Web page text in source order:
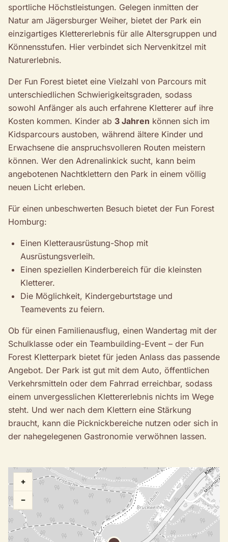
sportliche Höchstleistungen. Gelegen inmitten der
Natur am Jägersburger Weiher, bietet der Park ein
einzigartiges Klettererlebnis für alle Altersgruppen und
Könnensstufen. Hier verbindet sich Nervenkitzel mit
Naturerlebnis.
Der Fun Forest bietet eine Vielzahl von Parcours mit
unterschiedlichen Schwierigkeitsgraden, sodass
sowohl Anfänger als auch erfahrene Kletterer auf ihre
Kosten kommen. Kinder ab 3 Jahren können sich im
Kidsparcours austoben, während ältere Kinder und
Erwachsene die anspruchsvolleren Routen meistern
können. Wer den Adrenalinkick sucht, kann beim
angebotenen Nachtklettern den Park in einem völlig
neuen Licht erleben.
Für einen unbeschwerten Besuch bietet der Fun Forest
Homburg:
Einen Kletterausrüstung-Shop mit
Ausrüstungsverleih.
Einen speziellen Kinderbereich für die kleinsten
Kletterer.
Die Möglichkeit, Kindergeburtstage und
Teamevents zu feiern.
Ob für einen Familienausflug, einen Wandertag mit der
Schulklasse oder ein Teambuilding-Event – der Fun
Forest Kletterpark bietet für jeden Anlass das passende
Angebot. Der Park ist gut mit dem Auto, öffentlichen
Verkehrsmitteln oder dem Fahrrad erreichbar, sodass
einem unvergesslichen Klettererlebnis nichts im Wege
steht. Und wer nach dem Klettern eine Stärkung
braucht, kann die Picknickbereiche nutzen oder sich in
der nahegelegenen Gastronomie verwöhnen lassen.
+
−